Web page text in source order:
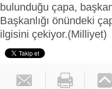
bulunduğu çapa,
Başkanlığı önündeki
ilgisini çekiyor.(Milliyet)